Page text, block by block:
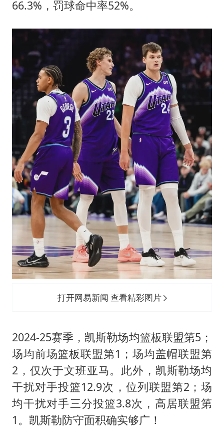
66.3%，罚球命中率52%。
打开网易新闻 查看精彩图片
2024-25赛季，凯斯勒场均篮板联盟第5；
场均前场篮板联盟第1；场均盖帽联盟第
2，仅次于文班亚马。此外，凯斯勒场均
干扰对手投篮12.9次，位列联盟第2；场
均干扰对手三分投篮3.8次，高居联盟第
1。凯斯勒防守面积确实够广！